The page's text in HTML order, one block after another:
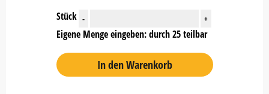
Stück - +
Eigene Menge eingeben: durch 25 teilbar
In den Warenkorb